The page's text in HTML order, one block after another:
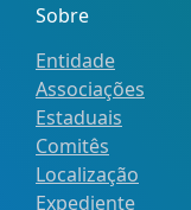
Sobre
Entidade
Associações
Estaduais
Comitês
Localização
Expediente